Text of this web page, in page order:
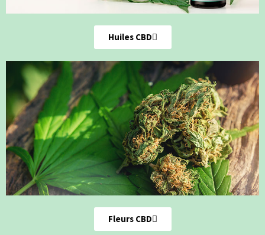
Huiles CBD
Fleurs CBD